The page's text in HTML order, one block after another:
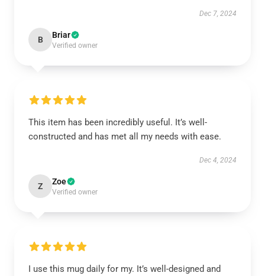
Dec 7, 2024
B Briar
Verified owner
This item has been incredibly useful. It’s well-
constructed and has met all my needs with ease.
Dec 4, 2024
Z Zoe
Verified owner
I use this mug daily for my. It’s well-designed and